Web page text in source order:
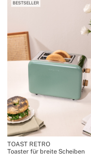
BESTSELLER
TOAST RETRO
Toaster für breite Scheiben